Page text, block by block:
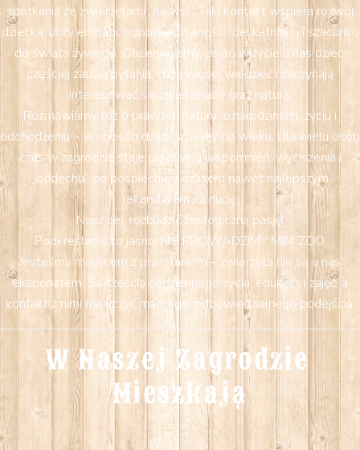
spotkania ze zwierzętami „na wsi”. Taki kontakt wspiera rozwój
dziecka: uczy empatii, odpowiedzialności, delikatności i szacunku
do świata żywego. Obserwujemy, że po wizycie u nas dzieci
częściej zadają pytania, chcą więcej wiedzieć i zaczynają
interesować się zwierzętami oraz naturą.
Rozmawiamy też o prawach natury: o narodzinach, życiu i
odchodzeniu – w sposób dostosowany do wieku. Dla wielu osób
czas w zagrodzie staje się chwilą wspomnień, wyciszenia i
„oddechu” od pośpiechu, a czasem nawet najlepszym
lekarstwem na nudę.
Nasz cel: rozbudzić zoologiczną pasję!
Podkreślamy to jasno: NIE PROWADZIMY MINI ZOO.
Jesteśmy miejscem z przesłaniem – zwierzęta nie są u nas
eksponatem. Są częścią codziennego życia, edukacji i zajęć, a
kontakt z nimi ma uczyć mądrego, odpowiedzialnego podejścia.
W Naszej Zagrodzie
Mieszkają